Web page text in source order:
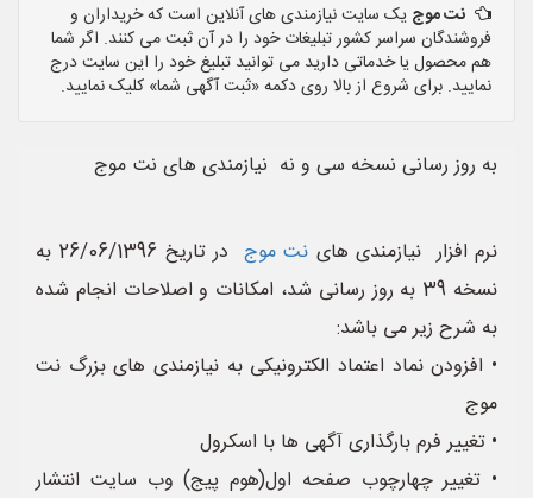
نت موج یک سایت نیازمندی های آنلاین است که خریداران و
فروشندگان سراسر کشور تبلیغات خود را در آن ثبت می کنند. اگر شما
هم محصول یا خدماتی دارید می توانید تبلیغ خود را این سایت درج
نمایید. برای شروع از بالا روی دکمه «ثبت آگهی شما» کلیک نمایید.
به روز رسانی نسخه سی و نه نیازمندی های نت موج
نرم افزار نیازمندی های نت موج
در تاریخ 26/06/1396 به
نسخه 39 به روز رسانی شد، امکانات و اصلاحات انجام شده
به شرح زیر می باشد:
• افزودن نماد اعتماد الکترونیکی به نیازمندی های بزرگ نت
موج
• تغییر فرم بارگذاری آگهی ها با اسکرول
• تغییر چهارچوب صفحه اول(هوم پیج) وب سایت انتشار